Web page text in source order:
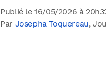
Publié le 16/05/2026 à
Par Josepha Toquereau,